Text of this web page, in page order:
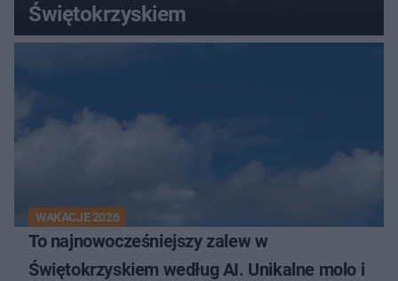
Świętokrzyskiem
WAKACJE 2026
To najnowocześniejszy zalew w
Świętokrzyskiem według AI. Unikalne molo i